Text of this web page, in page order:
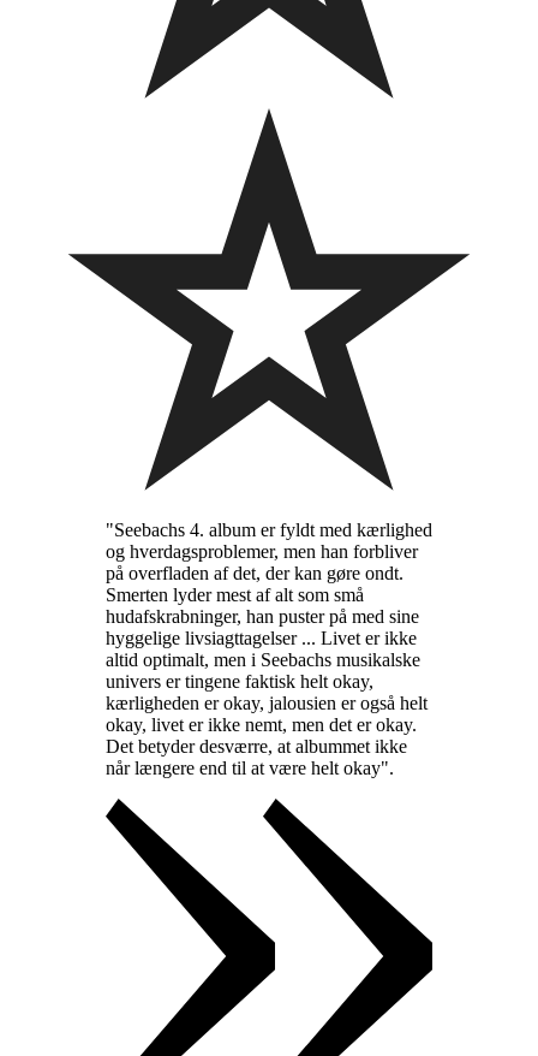
"Seebachs 4. album er fyldt med kærlighed
og hverdagsproblemer, men han forbliver
på overfladen af det, der kan gøre ondt.
Smerten lyder mest af alt som små
hudafskrabninger, han puster på med sine
hyggelige livsiagttagelser ... Livet er ikke
altid optimalt, men i Seebachs musikalske
univers er tingene faktisk helt okay,
kærligheden er okay, jalousien er også helt
okay, livet er ikke nemt, men det er okay.
Det betyder desværre, at albummet ikke
når længere end til at være helt okay".